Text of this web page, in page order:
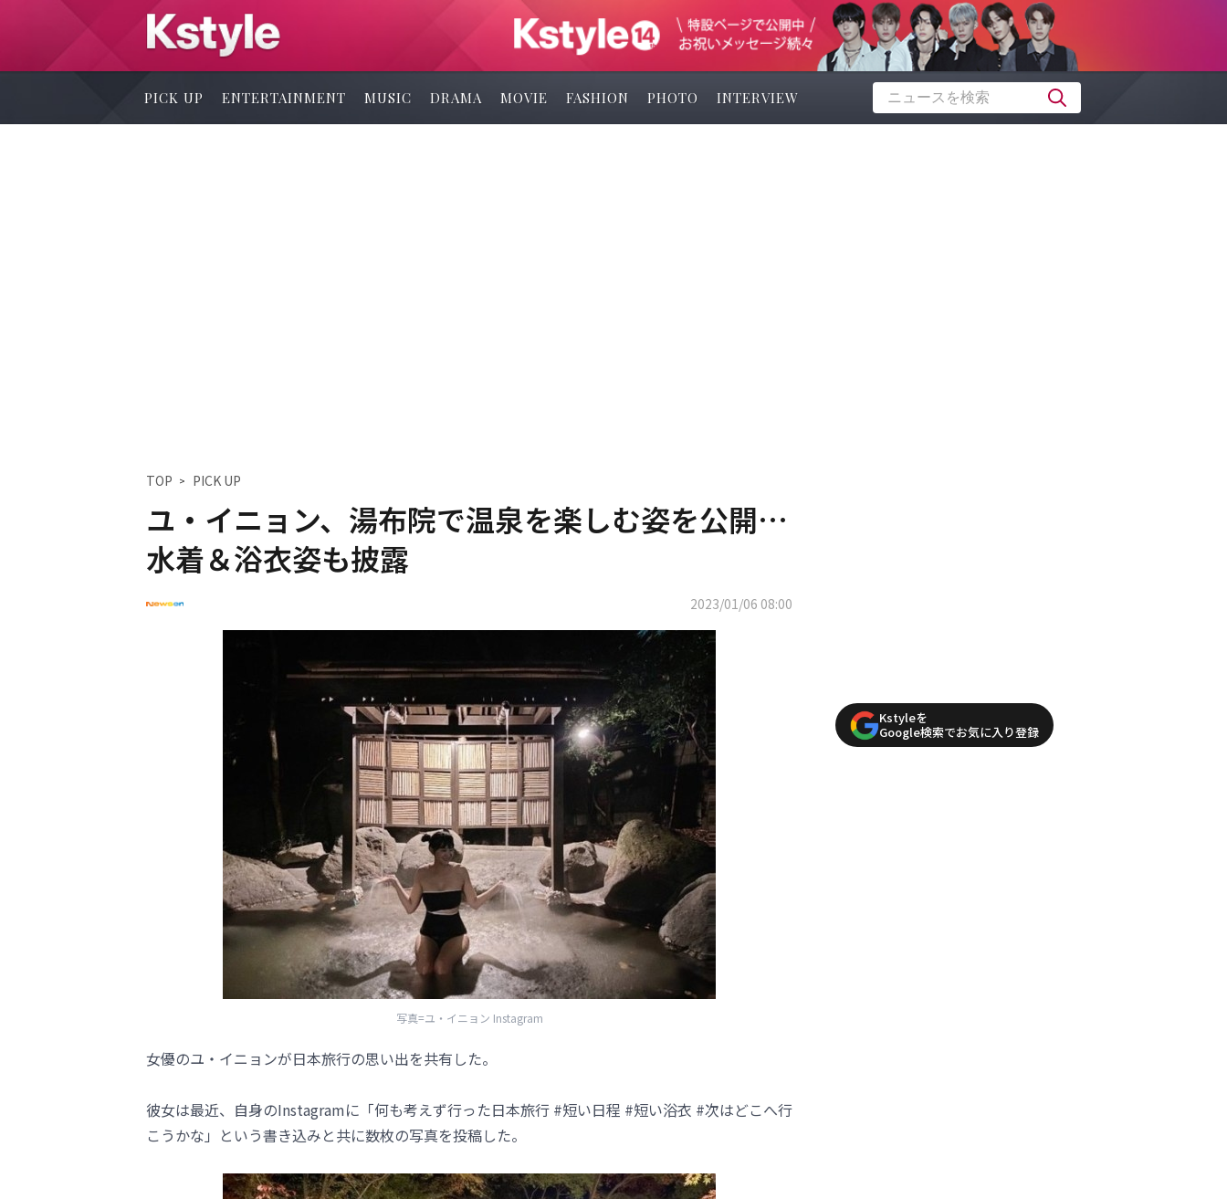
PICK UP ENTERTAINMENT MUSIC DRAMA MOVIE FASHION PHOTO INTERVIEW
TOP PICK UP
ユ・イニョン、湯布院で温泉を楽しむ姿を公開…
水着＆浴衣姿も披露
2023/01/06 08:00
写真=ユ・イニョン Instagram
女優のユ・イニョンが日本旅行の思い出を共有した。
彼女は最近、自身のInstagramに「何も考えず行った日本旅行 #短い日程 #短い浴衣 #次はどこへ行
こうかな」という書き込みと共に数枚の写真を投稿した。
Kstyleを
Google検索でお気に入り登録